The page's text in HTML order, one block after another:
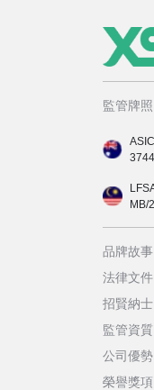
監管牌照
ASIC
MB/
品牌故事
法律文件
招賢納士
監管資質
公司優勢
榮譽獎項